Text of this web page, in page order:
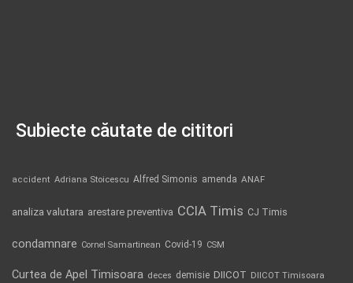
Subiecte căutate de cititori
accident Adriana Stoicescu Alfred Simonis amenda ANAF
analiza valutara arestare preventiva CCIA Timis CJ Timis
condamnare Cornel Samartinean Covid-19 CSM
Curtea de Apel Timisoara deces demisie DIICOT DIICOT Timisoara